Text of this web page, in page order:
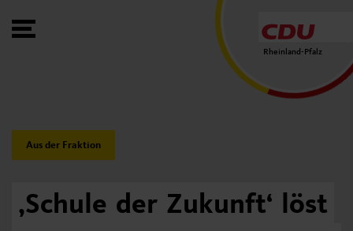
Toggle Menu
Rheinland-Pfalz
Category:
Aus der Fraktion
‚Schule der Zukunft‘ löst